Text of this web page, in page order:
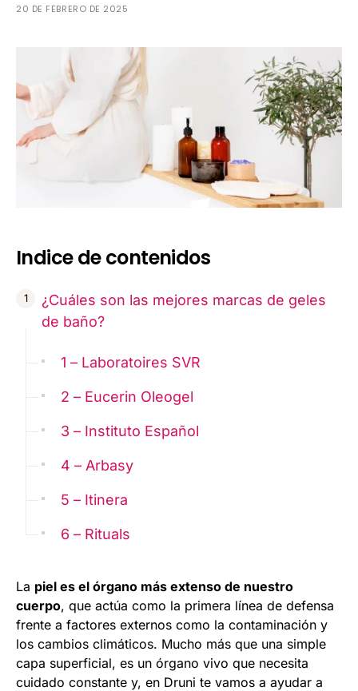
20 DE FEBRERO DE 2025
Indice de contenidos
¿Cuáles son las mejores marcas de geles
de baño?
1 – Laboratoires SVR
2 – Eucerin Oleogel
3 – Instituto Español
4 – Arbasy
5 – Itinera
6 – Rituals
La piel es el órgano más extenso de nuestro
cuerpo, que actúa como la primera línea de defensa
frente a factores externos como la contaminación y
los cambios climáticos. Mucho más que una simple
capa superficial, es un órgano vivo que necesita
cuidado constante y, en Druni te vamos a ayudar a